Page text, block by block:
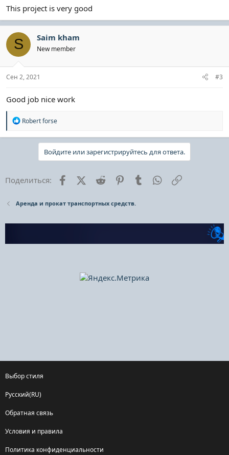
This project is very good
S Saim kham
New member
Сен 2, 2021 #3
Good job nice work
Р
а
:
Robert forse
Войдите или зарегистрируйтесь для ответа.
Поделиться: FacebookX (Twitter)
Reddit PinterestTumblr WhatsApp
Аренда и прокат транспортных средств.
Выбор стиля
Русский(RU)
Обратная связь
Условия и правила
Политика конфиденциальности